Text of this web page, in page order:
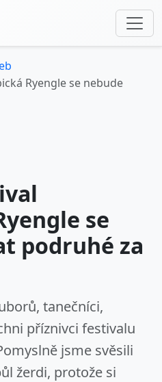
Ryengle se nebude
se
podruhé za
tanečníci,
příznivci festivalu
jsme svěsili
žerdi, protože si